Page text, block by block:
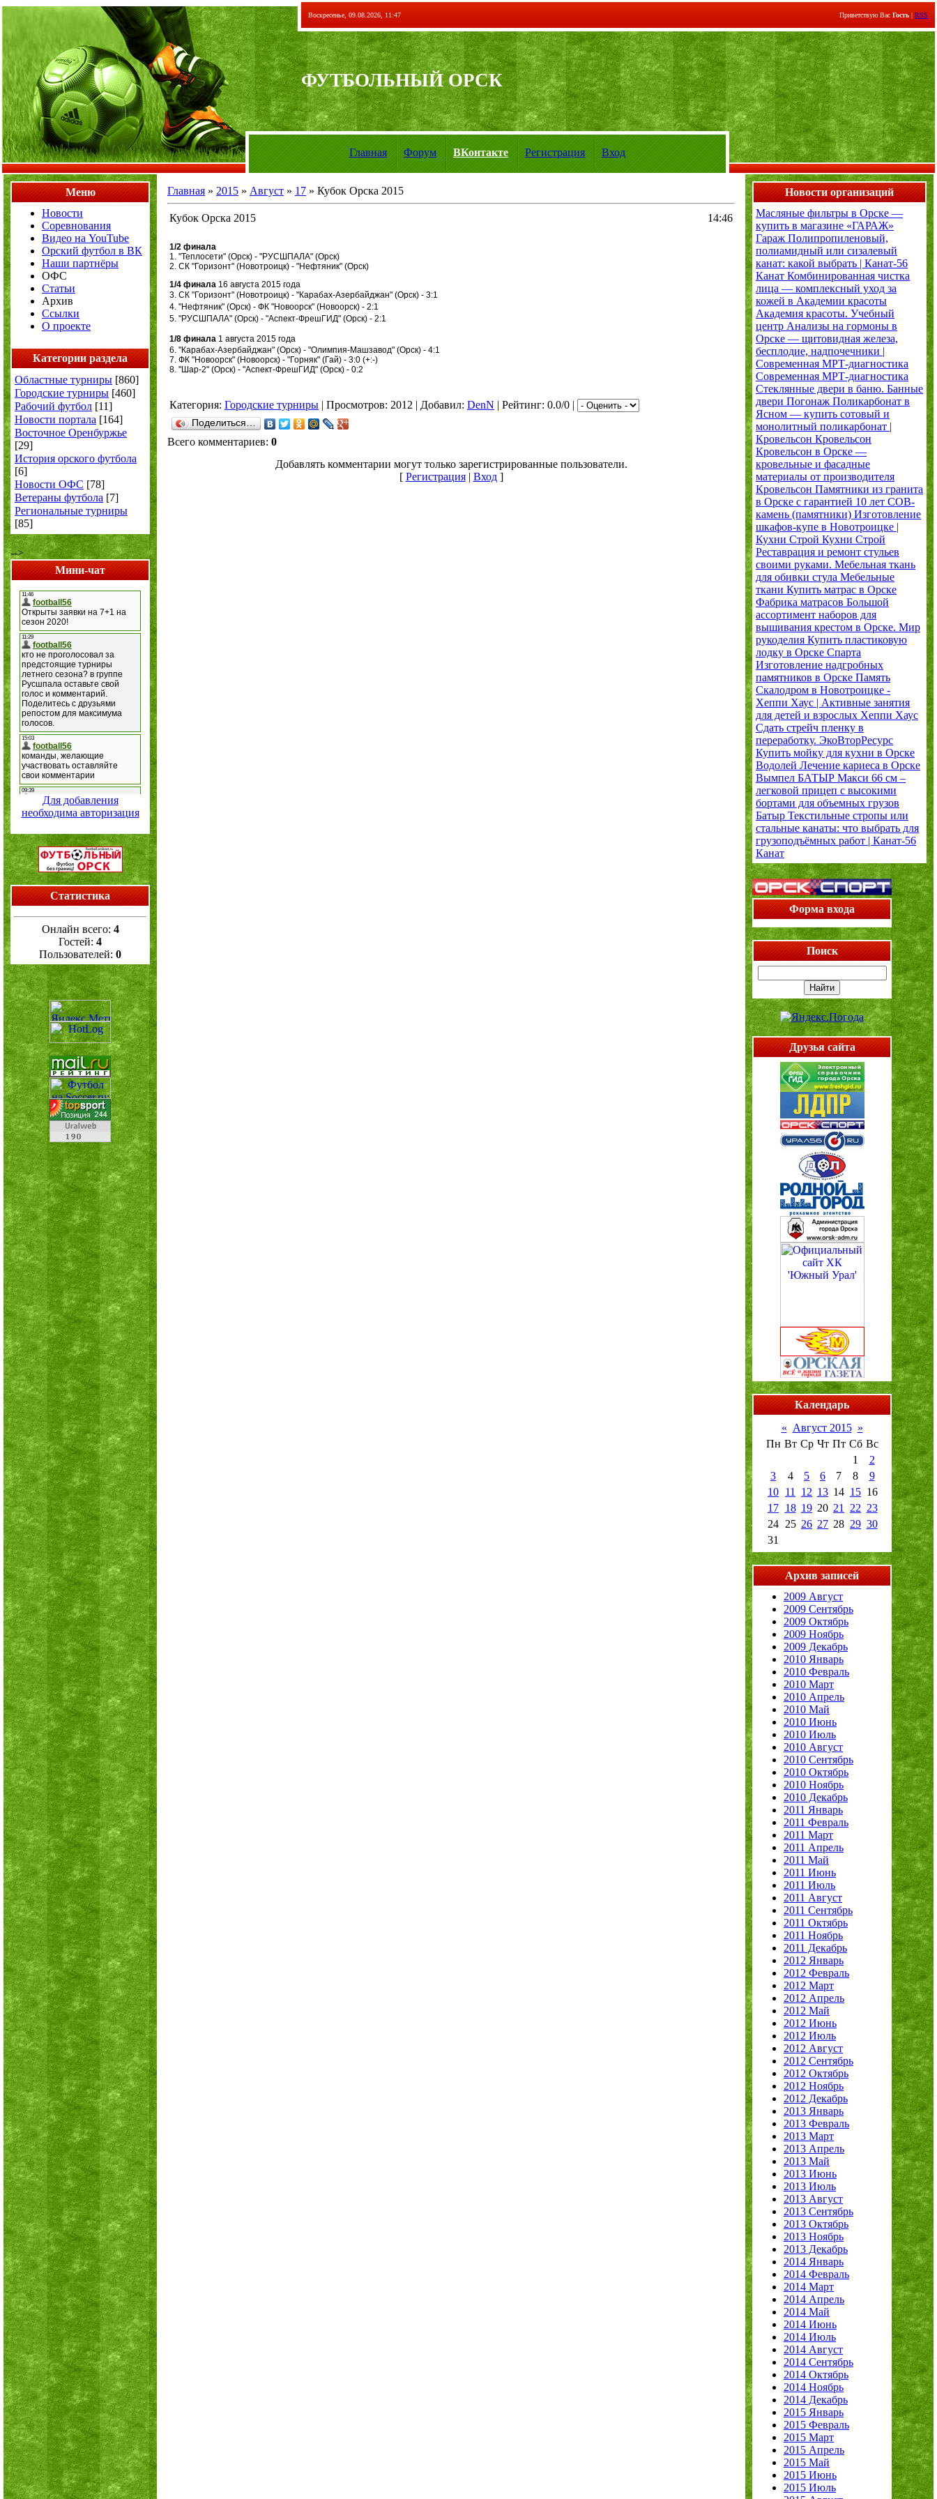
Воскресенье, 09.08.2026, 11:47 Приветствую Вас Гость | RSS
ФУТБОЛЬНЫЙ ОРСК
Главная Форум ВКонтакте Регистрация Вход
Меню
Новости
Соревнования
Видео на YouTube
Орский футбол в ВК
Наши партнёры
ОФС
Статьи
Архив
Ссылки
О проекте
Категории раздела
Областные турниры [860]
Городские турниры [460]
Рабочий футбол [11]
Новости портала [164]
Восточное Оренбуржье
[29]
История орского футбола
[6]
Новости ОФС [78]
Ветераны футбола [7]
Региональные турниры
[85]
-->
Мини-чат
Для добавления
необходима авторизация
Статистика
Онлайн всего: 4
Гостей: 4
Пользователей: 0
Главная » 2015 » Август » 17 » Кубок Орска 2015
Кубок Орска 2015 14:46
1/2 финала
1. "Теплосети" (Орск) - "РУСШПАЛА" (Орск)
2. СК "Горизонт" (Новотроицк) - "Нефтяник" (Орск)
1/4 финала 16 августа 2015 года
3. СК "Горизонт" (Новотроицк) - "Карабах-Азербайджан" (Орск) - 3:1
4. "Нефтяник" (Орск) - ФК "Новоорск" (Новоорск) - 2:1
5. "РУСШПАЛА" (Орск) - "Аспект-ФрешГИД" (Орск) - 2:1
1/8 финала 1 августа 2015 года
6. "Карабах-Азербайджан" (Орск) - "Олимпия-Машзавод" (Орск) - 4:1
7. ФК "Новоорск" (Новоорск) - "Горняк" (Гай) - 3:0 (+:-)
8. "Шар-2" (Орск) - "Аспект-ФрешГИД" (Орск) - 0:2
Категория: Городские турниры | Просмотров: 2012 | Добавил: DenN | Рейтинг: 0.0/0 |
Поделиться…
Всего комментариев: 0
Добавлять комментарии могут только зарегистрированные пользователи.
[ Регистрация| Вход]
Новости организаций
Масляные фильтры в Орске —
купить в магазине «ГАРАЖ»
Гараж Полипропиленовый,
полиамидный или сизалевый
канат: какой выбрать | Канат-56
Канат Комбинированная чистка
лица — комплексный уход за
кожей в Академии красоты
Академия красоты. Учебный
центр Анализы на гормоны в
Орске — щитовидная железа,
бесплодие, надпочечники |
Современная МРТ-диагностика
Современная МРТ-диагностика
Стеклянные двери в баню. Банные
двери Погонаж Поликарбонат в
Ясном — купить сотовый и
монолитный поликарбонат |
Кровельсон Кровельсон
Кровельсон в Орске —
кровельные и фасадные
материалы от производителя
Кровельсон Памятники из гранита
в Орске с гарантией 10 лет СОВ-
камень (памятники) Изготовление
шкафов-купе в Новотроицке |
Кухни Строй Кухни Строй
Реставрация и ремонт стульев
своими руками. Мебельная ткань
для обивки стула Мебельные
ткани Купить матрас в Орске
Фабрика матрасов Большой
ассортимент наборов для
вышивания крестом в Орске. Мир
рукоделия Купить пластиковую
лодку в Орске Спарта
Изготовление надгробных
памятников в Орске Память
Скалодром в Новотроицке -
Хеппи Хаус | Активные занятия
для детей и взрослых Хеппи Хаус
Сдать стрейч пленку в
переработку. ЭкоВторРесурс
Купить мойку для кухни в Орске
Водолей Лечение кариеса в Орске
Вымпел БАТЫР Макси 66 см –
легковой прицеп с высокими
бортами для объемных грузов
Батыр Текстильные стропы или
стальные канаты: что выбрать для
грузоподъёмных работ | Канат-56
Канат
Форма входа
Поиск
Друзья сайта
Календарь
« Август 2015 »
Пн Вт Ср Чт Пт Сб Вс
1
2
3
4 5 6 7 8
9
10 11 12 13 14 15 16
17 18 19 20 21 22 23
24 25 26 27 28 29 30
31
Архив записей
2009 Август
2009 Сентябрь
2009 Октябрь
2009 Ноябрь
2009 Декабрь
2010 Январь
2010 Февраль
2010 Март
2010 Апрель
2010 Май
2010 Июнь
2010 Июль
2010 Август
2010 Сентябрь
2010 Октябрь
2010 Ноябрь
2010 Декабрь
2011 Январь
2011 Февраль
2011 Март
2011 Апрель
2011 Май
2011 Июнь
2011 Июль
2011 Август
2011 Сентябрь
2011 Октябрь
2011 Ноябрь
2011 Декабрь
2012 Январь
2012 Февраль
2012 Март
2012 Апрель
2012 Май
2012 Июнь
2012 Июль
2012 Август
2012 Сентябрь
2012 Октябрь
2012 Ноябрь
2012 Декабрь
2013 Январь
2013 Февраль
2013 Март
2013 Апрель
2013 Май
2013 Июнь
2013 Июль
2013 Август
2013 Сентябрь
2013 Октябрь
2013 Ноябрь
2013 Декабрь
2014 Январь
2014 Февраль
2014 Март
2014 Апрель
2014 Май
2014 Июнь
2014 Июль
2014 Август
2014 Сентябрь
2014 Октябрь
2014 Ноябрь
2014 Декабрь
2015 Январь
2015 Февраль
2015 Март
2015 Апрель
2015 Май
2015 Июнь
2015 Июль